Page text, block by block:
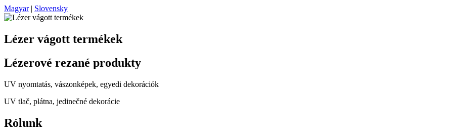
Magyar| Slovensky
Lézer vágott termékek
Lézerové rezané produkty
UV nyomtatás, vászonképek, egyedi dekorációk
UV tlač, plátna, jedinečné dekorácie
Rólunk